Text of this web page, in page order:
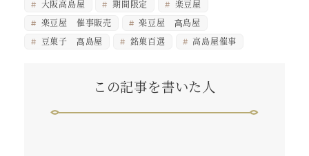
大阪高島屋
期間限定
楽豆屋
楽豆屋 催事販売
楽豆屋 髙島屋
豆菓子 髙島屋
銘菓百選 高島屋催事
この記事を書いた人